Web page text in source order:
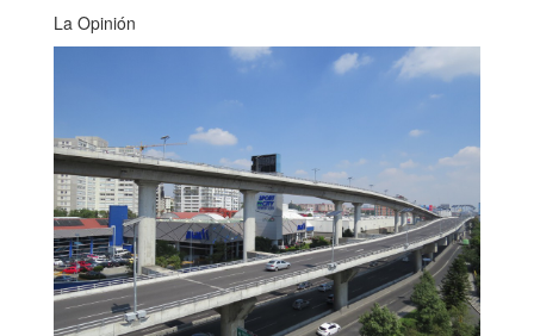
La Opinión